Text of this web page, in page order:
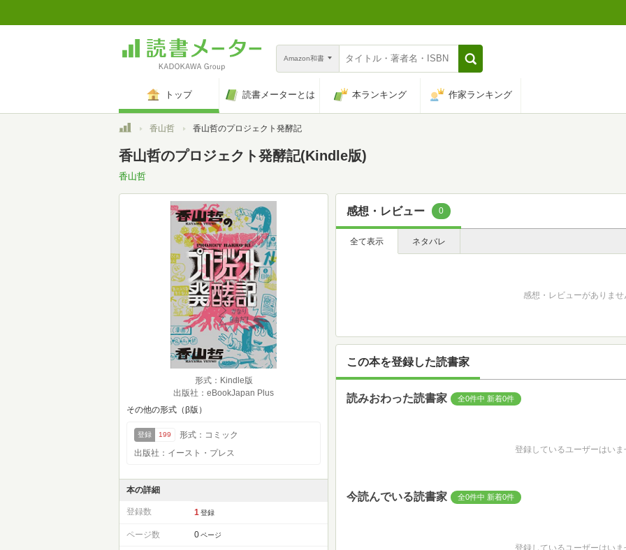
Amazon和書
トップ 読書メーターとは 本ランキング 作家ランキング
トップ香山哲 香山哲のプロジェクト発酵記
香山哲のプロジェクト発酵記(Kindle版)
香山哲
形式：Kindle版
出版社：eBookJapan Plus
その他の形式（β版）
登録 199
形式：コミック
出版社：イースト・プレス
本の詳細
登録数 1 登録
ページ数 0 ページ
感想・レビュー 0
全て表示 ネタバレ
感想・レビューがありませ
この本を登録した読書家
読みおわった読書家 全0件中 新着0件
登録しているユーザーはいま
今読んでいる読書家 全0件中 新着0件
登録しているユーザーはいま